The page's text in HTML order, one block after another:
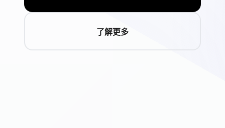
了解更多